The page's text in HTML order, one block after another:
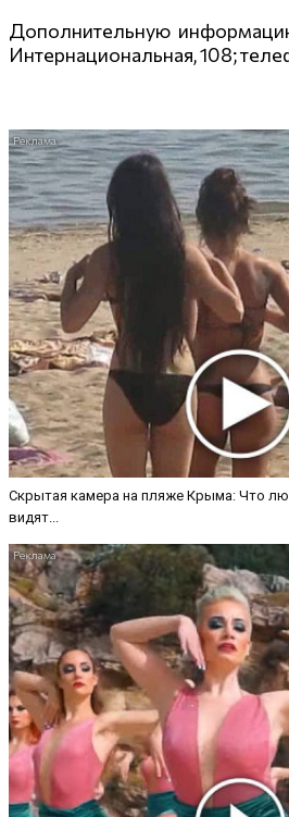
Дополнительную
Интернациональная,108;
Скрытая камера на пляже Крыма: Что
видят...